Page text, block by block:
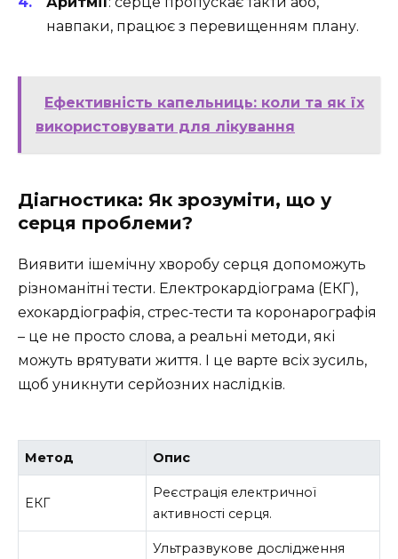
навпаки, працює з перевищенням плану.
Ефективність капельниць: коли та як їх
використовувати для лікування
Діагностика: Як зрозуміти, що у
серця проблеми?
Виявити ішемічну хворобу серця допоможуть
різноманітні тести. Електрокардіограма (ЕКГ),
ехокардіографія, стрес-тести та коронарографія
– це не просто слова, а реальні методи, які
можуть врятувати життя. І це варте всіх зусиль,
щоб уникнути серйозних наслідків.
Метод Опис
ЕКГ
Реєстрація електричної
активності серця.
Ультразвукове дослідження